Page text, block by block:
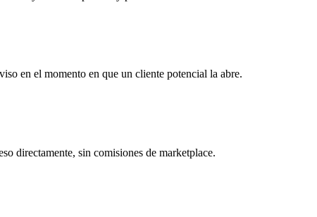
en el momento en que un cliente potencial la abre.
directamente, sin comisiones de marketplace.